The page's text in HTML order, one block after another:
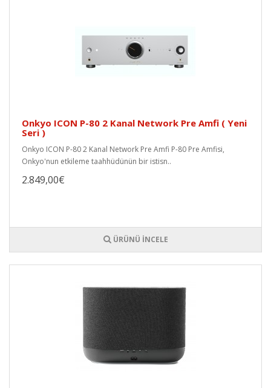
Onkyo ICON P-80 2 Kanal Network Pre Amfi ( Yeni
Seri )
Onkyo ICON P-80 2 Kanal Network Pre Amfi P-80 Pre Amfisi,
Onkyo'nun etkileme taahhüdünün bir istisn..
2.849,00€
ÜRÜNÜ İNCELE